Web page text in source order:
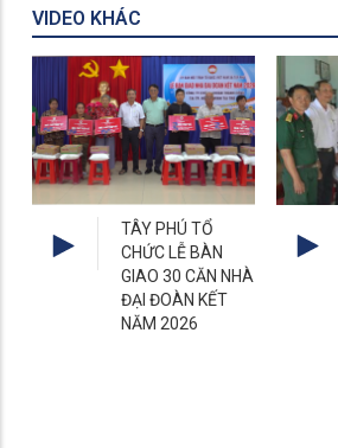
VIDEO KHÁC
TÂY PHÚ TỔ
CHỨC LỄ BÀN
GIAO 30 CĂN NHÀ
ĐẠI ĐOÀN KẾT
NĂM 2026